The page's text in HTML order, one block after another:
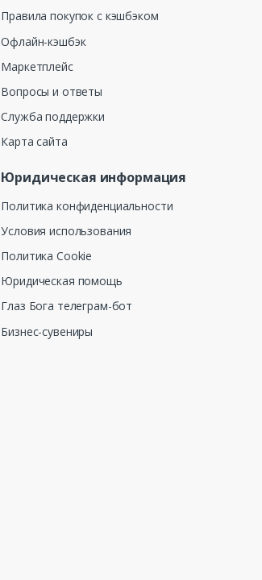
Правила покупок с кэшбэком
Офлайн-кэшбэк
Маркетплейс
Вопросы и ответы
Служба поддержки
Карта сайта
Юридическая информация
Политика конфиденциальности
Условия использования
Политика Cookie
Юридическая помощь
Глаз Бога телеграм-бот
Бизнес-сувениры